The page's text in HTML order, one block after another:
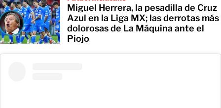
Miguel Herrera, la pesadilla de Cruz
Azul en la Liga MX; las derrotas más
dolorosas de La Máquina ante el
Piojo